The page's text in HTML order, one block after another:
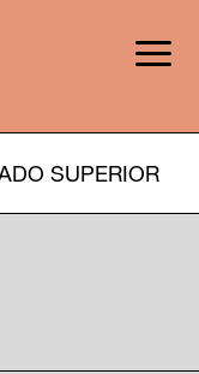
SUPERIOR